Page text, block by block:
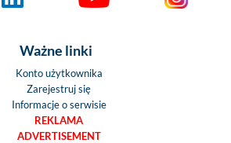
Ważne linki
Konto użytkownika
Zarejestruj się
Informacje o serwisie
REKLAMA
ADVERTISEMENT